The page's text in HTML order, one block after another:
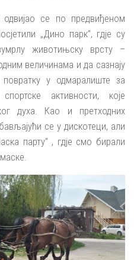
се по предвиђеном
„Дино парк“, гдје су
животињску врсту –
величинама и да сазнају
у одмаралиште за
активности, које
духа. Као и претходних
се у дискотеци, али
партy“ , гдје смо бирали